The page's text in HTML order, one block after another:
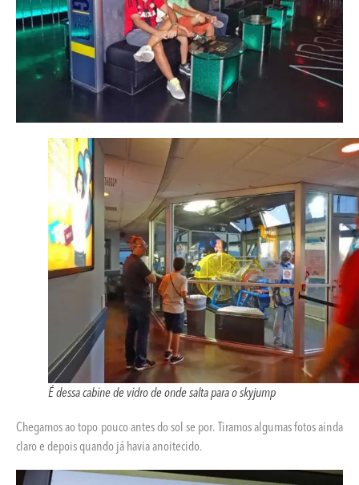
É dessa cabine de vidro de onde salta para o skyjump
Chegamos ao topo pouco antes do sol se por. Tiramos algumas fotos ainda
claro e depois quando já havia anoitecido.